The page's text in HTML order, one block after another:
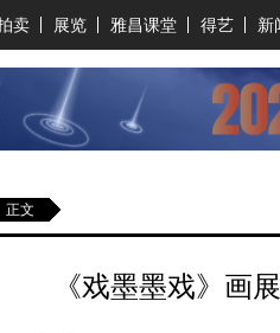
卖 展览 雅昌课堂 得艺 新
正文
《戏墨墨戏》画